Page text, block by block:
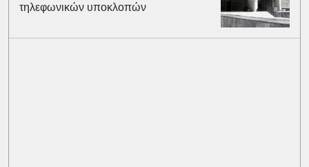
τηλεφωνικών υποκλοπών